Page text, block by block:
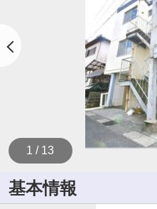
1 / 13
基本情報